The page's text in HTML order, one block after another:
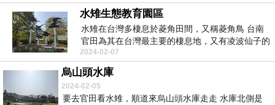
水雉生態教育園區
水雉在台灣多棲息於菱角田間，又稱菱角鳥 台南
官田為其在台灣最主要的棲息地，又有凌波仙子的
美稱 ...
2024-02-07
烏山頭水庫
2024-02-05
要去官田看水雉，順道來烏山頭水庫走走 水庫北側是